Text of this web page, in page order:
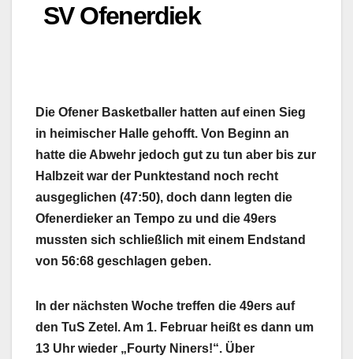
SV Ofenerdiek
Die Ofener Basketballer hatten auf einen Sieg
in heimischer Halle gehofft. Von Beginn an
hatte die Abwehr jedoch gut zu tun aber bis zur
Halbzeit war der Punktestand noch recht
ausgeglichen (47:50), doch dann legten die
Ofenerdieker an Tempo zu und die 49ers
mussten sich schließlich mit einem Endstand
von 56:68 geschlagen geben.
In der nächsten Woche treffen die 49ers auf
den TuS Zetel. Am 1. Februar heißt es dann um
13 Uhr wieder „Fourty Niners!“. Über